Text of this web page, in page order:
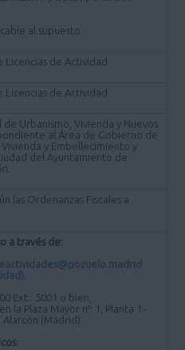
al supuesto.
de Actividad.
de Actividad.
Urbanismo, Vivienda y Nuevos
al Área de Gobierno de
y Embellecimiento y
del Ayuntamiento de
las Ordenanzas Fiscales a
a través de:
Ext.: 5001 o bien,
la Plaza Mayor nº 1, Planta 1 -
(Madrid).